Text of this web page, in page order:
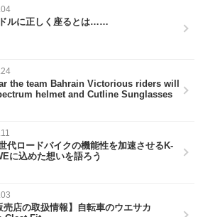
ルに正しく座るとは……
the team Bahrain Victorious riders will
helmet and Cutline Sunglasses
代ロードバイクの機能性を加速させるK-
に込めた想いを語ろう
売店の取扱情報】自転車のウエサカ